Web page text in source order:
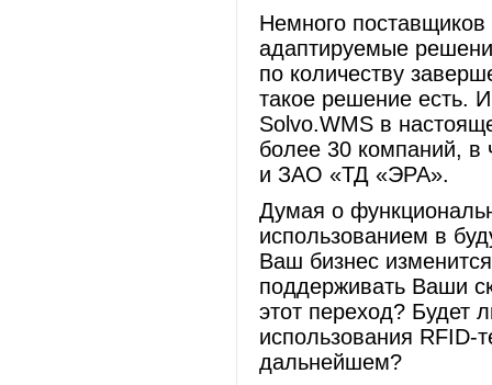
Немного
адаптируемые
по количеству
такое решение есть.
Solvo.WMS в
более 30 компаний,
и ЗАО «ТД «ЭРА».
Думая о
использованием в
Ваш бизнес
поддерживать Ваши
этот переход? Будет
использования RFID-
дальнейшем?